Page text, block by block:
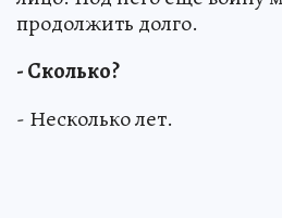
продолжить долго.
- Сколько?
- Несколько лет.